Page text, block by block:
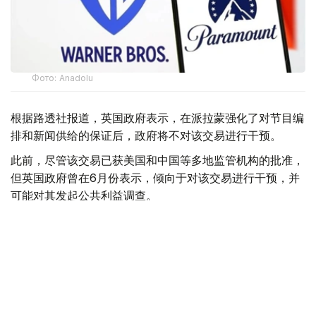
Фото: Аnadolu
根据路透社报道，英国政府表示，在派拉蒙强化了对节目编
排和新闻供给的保证后，政府将不对该交易进行干预。
此前，尽管该交易已获美国和中国等多地监管机构的批准，
但英国政府曾在6月份表示，倾向于对该交易进行干预，并
可能对其发起公共利益调查。